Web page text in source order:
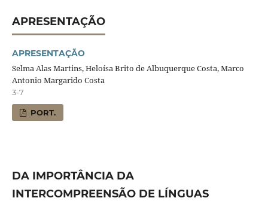
APRESENTAÇÃO
APRESENTAÇÃO
Selma Alas Martins, Heloísa Brito de Albuquerque Costa, Marco
Antonio Margarido Costa
3-7
PORT.
DA IMPORTÂNCIA DA
INTERCOMPREENSÃO DE LÍNGUAS